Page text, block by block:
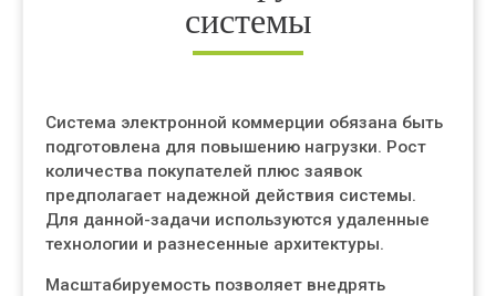
системы
Система электронной коммерции обязана быть
подготовлена для повышению нагрузки. Рост
количества покупателей плюс заявок
предполагает надежной действия системы.
Для данной-задачи используются удаленные
технологии и разнесенные архитектуры.
Масштабируемость позволяет внедрять